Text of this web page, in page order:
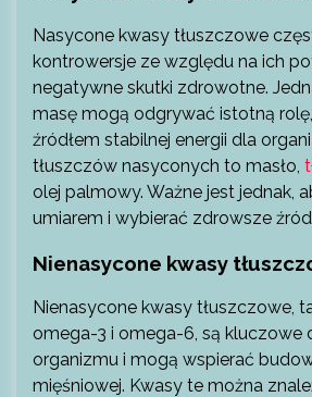
Nasycone kwasy tłuszczowe
kontrowersje ze względu na ich
negatywne skutki zdrowotne.
masę mogą odgrywać istotną
źródłem stabilnej energii dla
tłuszczów nasyconych to masło,
olej palmowy. Ważne jest jednak,
umiarem i wybierać zdrowsze
Nienasycone kwasy
Nienasycone kwasy tłuszczowe,
omega-3 i omega-6, są kluczowe
organizmu i mogą wspierać
mięśniowej. Kwasy te można